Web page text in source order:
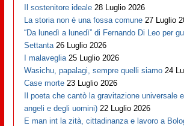
Il sostenitore ideale 28 Luglio 2026
La storia non è una fossa comune 27 Luglio
“Da lunedì a lunedì” di Fernando Di Leo per
Settanta 26 Luglio 2026
I malaveglia 25 Luglio 2026
Wasichu, papalagi, sempre quelli siamo 24
Case morte 23 Luglio 2026
Il poeta che cantò la gravitazione universale
angeli e degli uomini) 22 Luglio 2026
E man int la zità, cittadinanza e lavoro a